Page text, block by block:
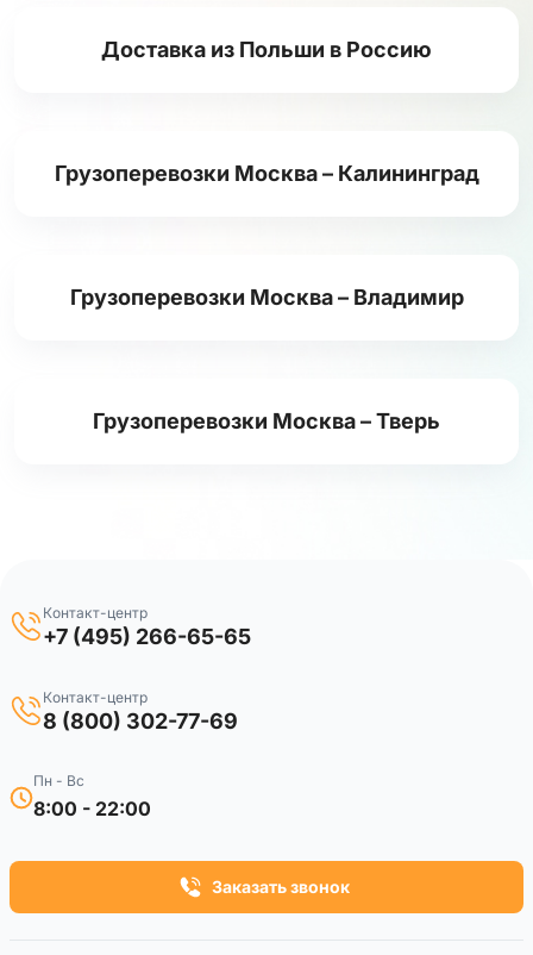
Доставка из Польши в Россию
Грузоперевозки Москва – Калининград
Грузоперевозки Москва – Владимир
Грузоперевозки Москва – Тверь
Контакт-центр
+7 (495) 266-65-65
Контакт-центр
8 (800) 302-77-69
Пн - Вс
8:00 - 22:00
Заказать звонок